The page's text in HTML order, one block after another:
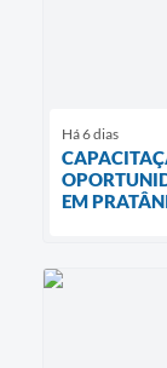
Há 6 dias
EM